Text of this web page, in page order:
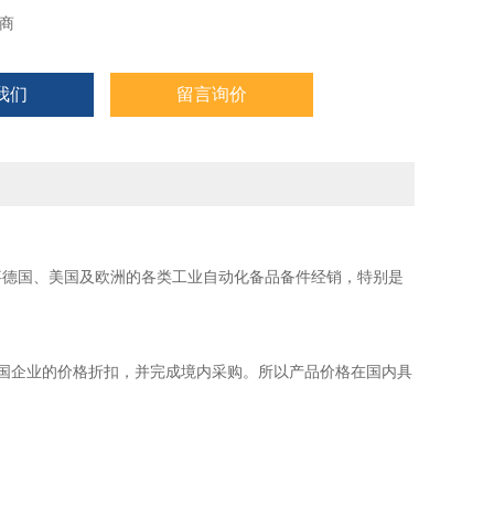
们 留言询价
国、美国及欧洲的各类工业自动化备品备件经销，特别是
的价格折扣，并完成境内采购。所以产品价格在国内具